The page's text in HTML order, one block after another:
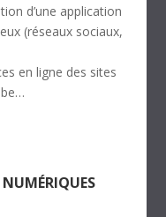
d’une application
(réseaux sociaux,
en ligne des sites
NUMÉRIQUES